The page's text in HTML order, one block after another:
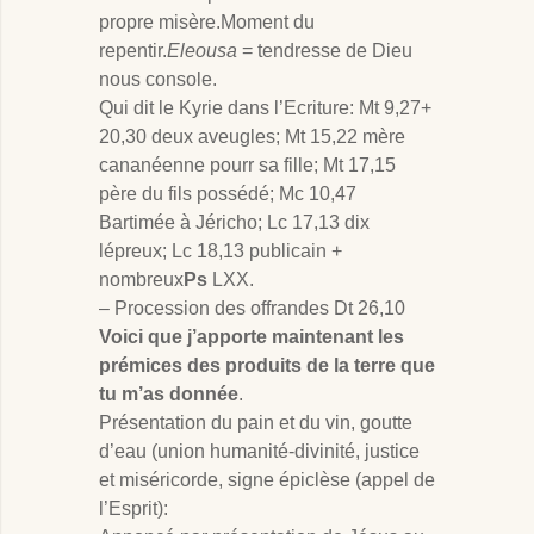
propre misère.Moment du
repentir.Eleousa = tendresse de Dieu
nous console.
Qui dit le Kyrie dans l’Ecriture: Mt 9,27+
20,30 deux aveugles; Mt 15,22 mère
cananéenne pourr sa fille; Mt 17,15
père du fils possédé; Mc 10,47
Bartimée à Jéricho; Lc 17,13 dix
lépreux; Lc 18,13 publicain +
nombreuxPs LXX.
– Procession des offrandes Dt 26,10
Voici que j’apporte maintenant les
prémices des produits de la terre que
tu m’as donnée.
Présentation du pain et du vin, goutte
d’eau (union humanité-divinité, justice
et miséricorde, signe épiclèse (appel de
l’Esprit):